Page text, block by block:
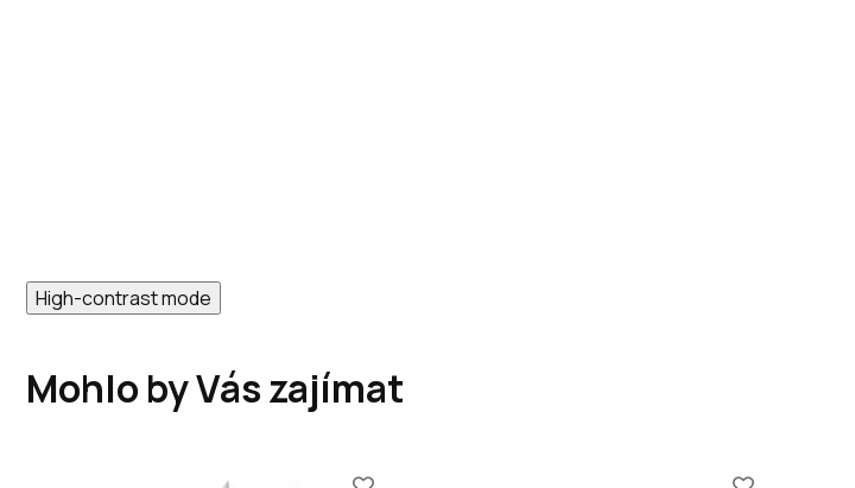
High-contrast mode
Mohlo by Vás zajímat